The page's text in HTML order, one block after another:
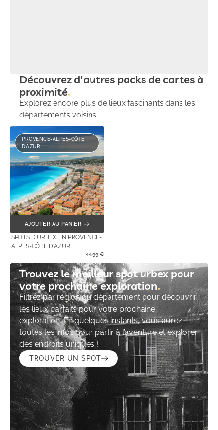
Découvrez d'autres packs de cartes à
proximité
Explorez encore plus de lieux fascinants dans les
départements voisins.
PROVENCE-ALPES-CÔTE
D’AZUR
AJOUTER AU PANIER
SPOTS D'URBEX EN PROVENCE-
ALPES-CÔTE D'AZUR
44,99 €
Trouvez le meilleur spot urbex pour
votre prochaine exploration​
Filtrez par région ou département pour découvrir
les lieux parfaits pour votre prochaine
exploration. En quelques instants, vous aurez
toutes les infos pour partir à l’aventure et explorer
des endroits uniques !
TROUVER UN SPOT